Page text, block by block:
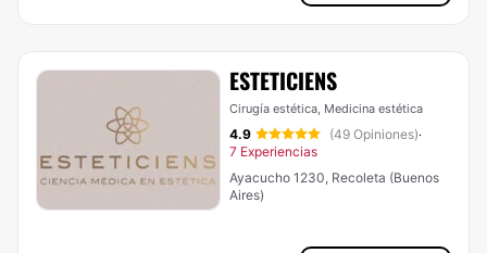
ESTETICIENS
Cirugía estética, Medicina estética
4.9 (49 Opiniones)·
7 Experiencias
Ayacucho 1230, Recoleta (Buenos
Aires)